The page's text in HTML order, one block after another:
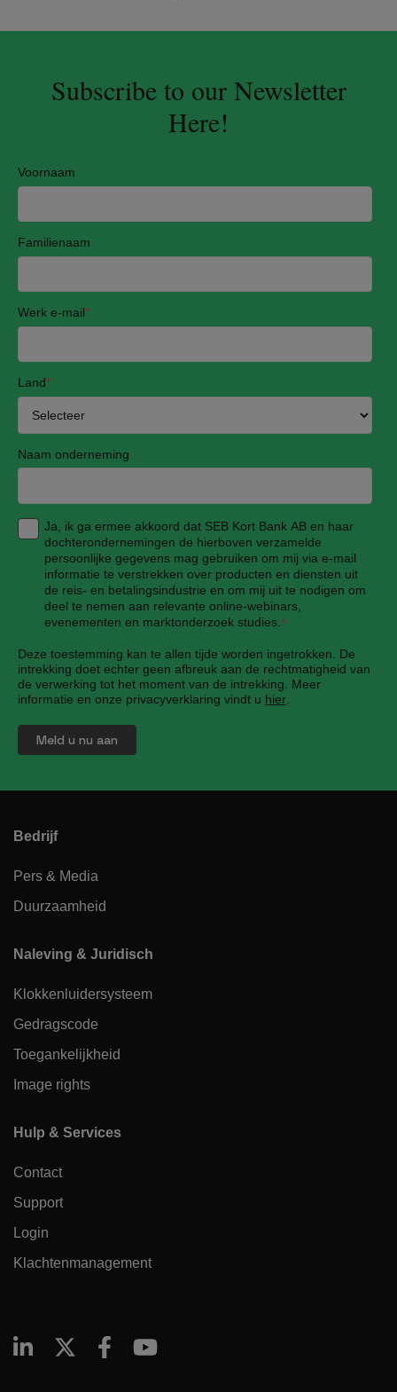
Subscribe to our Newsletter
Here!
Voornaam
Familienaam
Werk e-mail*
Land*
Naam onderneming
Ja, ik ga ermee akkoord dat SEB Kort Bank AB en haar
dochterondernemingen de hierboven verzamelde
persoonlijke gegevens mag gebruiken om mij via e-mail
informatie te verstrekken over producten en diensten uit
de reis- en betalingsindustrie en om mij uit te nodigen om
deel te nemen aan relevante online-webinars,
evenementen en marktonderzoek studies. *
Deze toestemming kan te allen tijde worden ingetrokken. De
intrekking doet echter geen afbreuk aan de rechtmatigheid van
de verwerking tot het moment van de intrekking. Meer
informatie en onze privacyverklaring vindt u hier
Bedrijf
Pers & Media
Duurzaamheid
Naleving & Juridisch
Klokkenluidersysteem
Gedragscode
Toegankelijkheid
Image rights
Hulp & Services
Contact
Support
Login
Klachtenmanagement